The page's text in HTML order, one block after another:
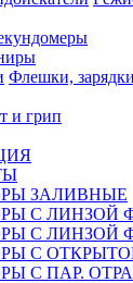
Флешки, зарядки
и грип
ЗАЛИВНЫЕ
С ЛИНЗОЙ
С ЛИНЗОЙ
С
С ПАР.